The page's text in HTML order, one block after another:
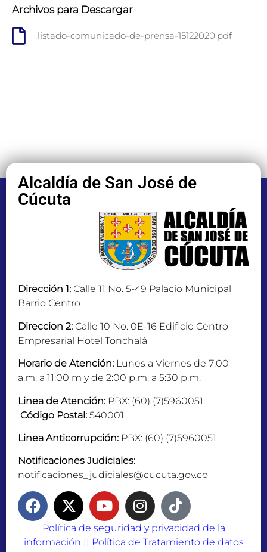
Archivos para Descargar
listado-comunicado-de-prensa-15122020.pdf
Alcaldía de San José de
Cúcuta
Dirección 1: Calle 11 No. 5-49 Palacio Municipal
Barrio Centro
Direccion 2: Calle 10 No. 0E-16 Edificio Centro
Empresarial Hotel Tonchalá
Horario de Atención: Lunes a Viernes de 7:00
a.m. a 11:00 m y de 2:00 p.m. a 5:30 p.m.
Linea de Atención: PBX: (60) (7)5960051
Código Postal: 540001
Linea Anticorrupción: PBX: (60) (7)5960051
Notificaciones Judiciales:
notificaciones_judiciales@cucuta.gov.co
Política de seguridad y privacidad de la
información || Política de Tratamiento de datos